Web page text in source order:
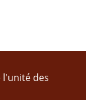
des